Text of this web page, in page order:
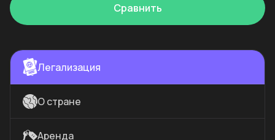
Сравнить
Легализация
О стране
Аренда